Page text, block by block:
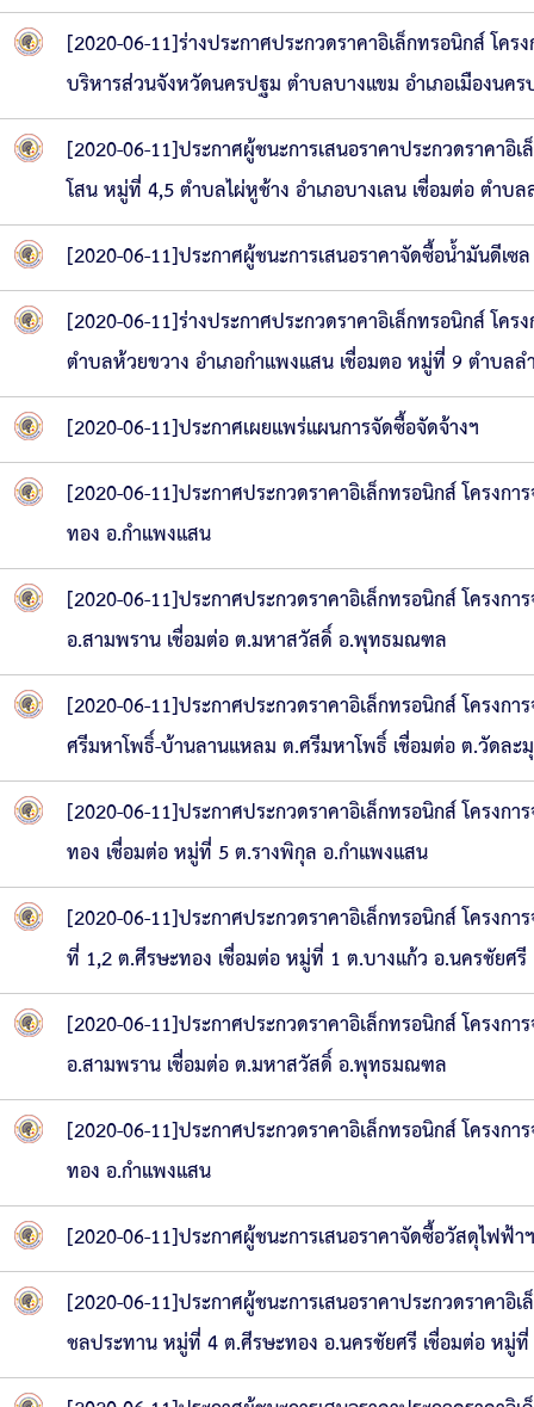
[2020-06-11]ร่างประกาศประกวดราคาอิเล็กทรอนิกส์ โคร
บริหารส่วนจังหวัดนครปฐม ตำบลบางแขม อำเภอเมืองนค
[2020-06-11]ประกาศผู้ชนะการเสนอราคาประกวดราคา
โสน หมู่ที่ 4,5 ตำบลไผ่หูช้าง อำเภอบางเลน เชื่อมต่อ ตำบ
[2020-06-11]ประกาศผู้ชนะการเสนอราคาจัดซื้อน้ำมันดีเ
[2020-06-11]ร่างประกาศประกวดราคาอิเล็กทรอนิกส์ โ
ตำบลห้วยขวาง อำเภอกำแพงแสน เชื่อมตอ หมู่ที่ 9 ตำบล
[2020-06-11]ประกาศเผยแพร่แผนการจัดซื้อจัดจ้างฯ
[2020-06-11]ประกาศประกวดราคาอิเล็กทรอนิกส์ โครง
ทอง อ.กำแพงแสน
[2020-06-11]ประกาศประกวดราคาอิเล็กทรอนิกส์ โครงก
อ.สามพราน เชื่อมต่อ ต.มหาสวัสดิ์ อ.พุทธมณฑล
[2020-06-11]ประกาศประกวดราคาอิเล็กทรอนิกส์ โครง
ศรีมหาโพธิ์-บ้านลานแหลม ต.ศรีมหาโพธิ์ เชื่อมต่อ ต.วัดละ
[2020-06-11]ประกาศประกวดราคาอิเล็กทรอนิกส์ โครง
ทอง เชื่อมต่อ หมู่ที่ 5 ต.รางพิกุล อ.กำแพงแสน
[2020-06-11]ประกาศประกวดราคาอิเล็กทรอนิกส์ โครง
ที่ 1,2 ต.ศีรษะทอง เชื่อมต่อ หมู่ที่ 1 ต.บางแก้ว อ.นครชัยศรี
[2020-06-11]ประกาศประกวดราคาอิเล็กทรอนิกส์ โครงก
อ.สามพราน เชื่อมต่อ ต.มหาสวัสดิ์ อ.พุทธมณฑล
[2020-06-11]ประกาศประกวดราคาอิเล็กทรอนิกส์ โครง
ทอง อ.กำแพงแสน
[2020-06-11]ประกาศผู้ชนะการเสนอราคาจัดซื้อวัสดุไฟฟ้าฯ
[2020-06-11]ประกาศผู้ชนะการเสนอราคาประกวดราคาอิ
ชลประทาน หมู่ที่ 4 ต.ศีรษะทอง อ.นครชัยศรี เชื่อมต่อ หมู่ที่